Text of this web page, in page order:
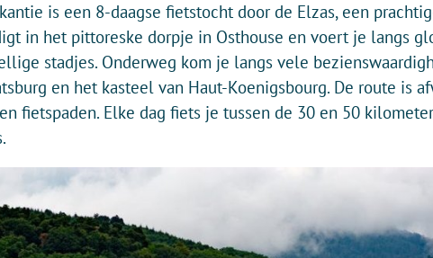
is een 8-daagse fietstocht door de Elzas, een
in het pittoreske dorpje in Osthouse en voert je langs
stadjes. Onderweg kom je langs vele
en het kasteel van Haut-Koenigsbourg. De route is
fietspaden. Elke dag fiets je tussen de 30 en 50